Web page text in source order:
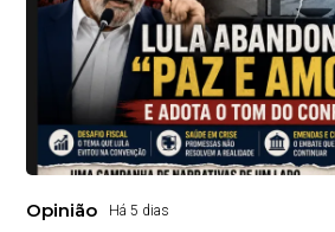
Opinião Há 5 dias